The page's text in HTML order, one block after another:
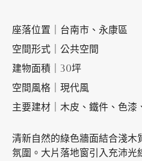
座落位置｜台南市、永康區
空間形式｜公共空間
建物面積｜30坪
空間風格｜現代風
主要建材｜木皮、鐵件、色漆
清新自然的綠色牆面結合淺木
氛圍。大片落地窗引入充沛光